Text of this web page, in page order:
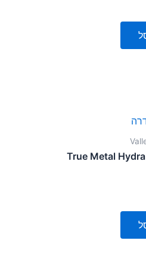
True Metal